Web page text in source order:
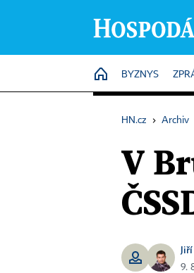
HOME
BYZNYS
HN.cz › Archiv
V
9.